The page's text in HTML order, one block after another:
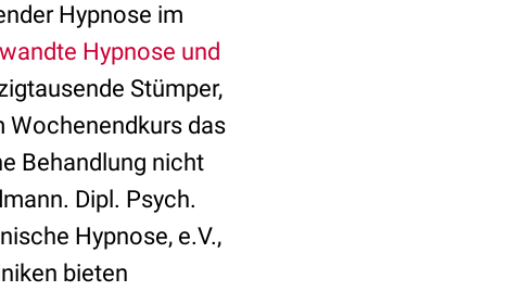
Hypnose im
Hypnose und
Stümper,
Wochenendkurs das
Behandlung nicht
Dipl. Psych.
Hypnose, e.V.,
bieten